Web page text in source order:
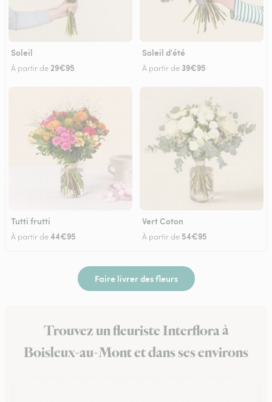
Soleil
À partir de 29€95
Soleil d'été
À partir de 39€95
Tutti frutti
À partir de44€95
Vert Coton
À partir de 54€95
Faire livrer des fleurs
Trouvez un fleuriste Interflora à
Boisleux-au-Mont et dans ses environs